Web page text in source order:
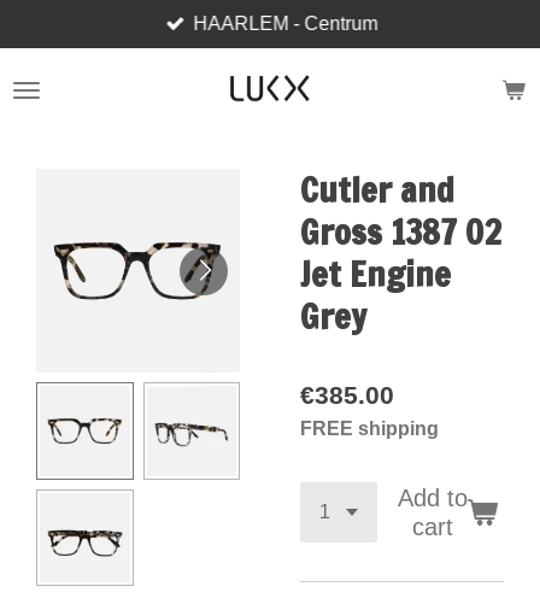
to
main
HAARLEM - Centrum
Cutler and
Gross 1387 02
Jet Engine
Grey
€385.00
FREE shipping
Add to
cart